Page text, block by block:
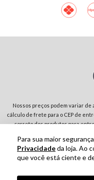
Para sua maior
Privacidadeda loja. Ao
que você está ciente e
Nossos preços podem variar de
cálculo de frete para o CEP de
correto dos produtos para
no carrinho de compras. Rodovia
13874-243-São João da